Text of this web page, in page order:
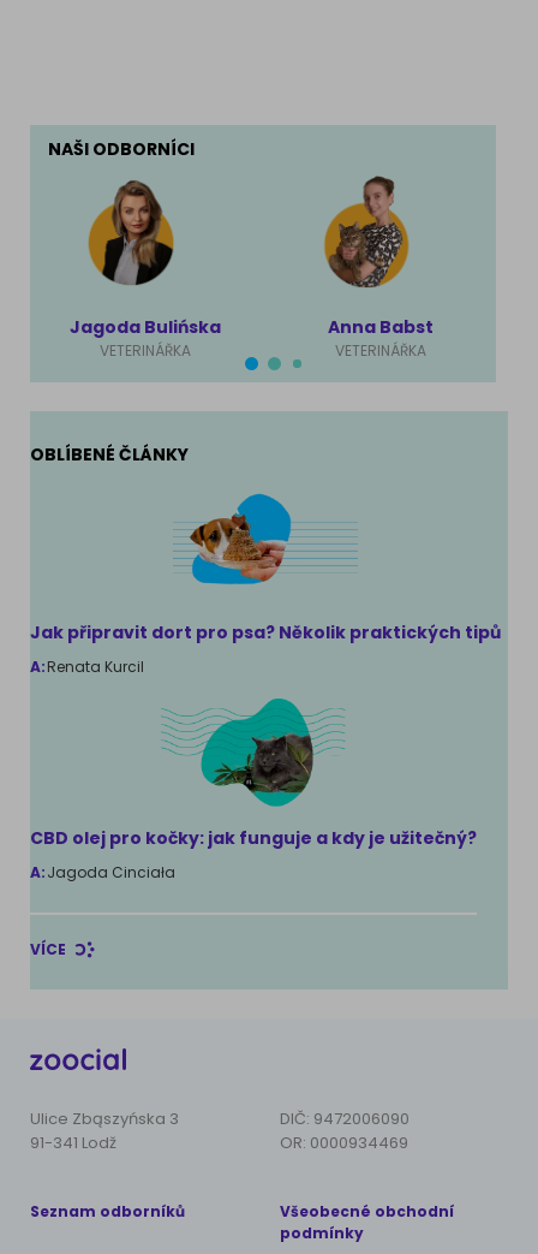
NAŠI ODBORNÍCI
Jagoda Bulińska
VETERINÁŘKA
Anna Babst
VETERINÁŘKA
OBLÍBENÉ ČLÁNKY
Jak připravit dort pro psa? Několik praktických tipů
A:Renata Kurcil
CBD olej pro kočky: jak funguje a kdy je užitečný?
A:Jagoda Cinciała
VÍCE
Ulice Zbąszyńska 3
91-341 Lodž
DIČ: 9472006090
OR: 0000934469
Seznam odborníků
Všeobecné obchodní
podmínky